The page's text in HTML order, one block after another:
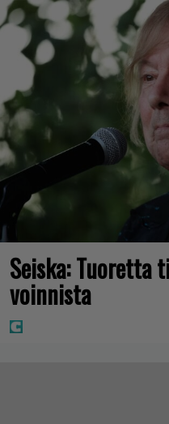
Seiska: Tuoretta
voinnista